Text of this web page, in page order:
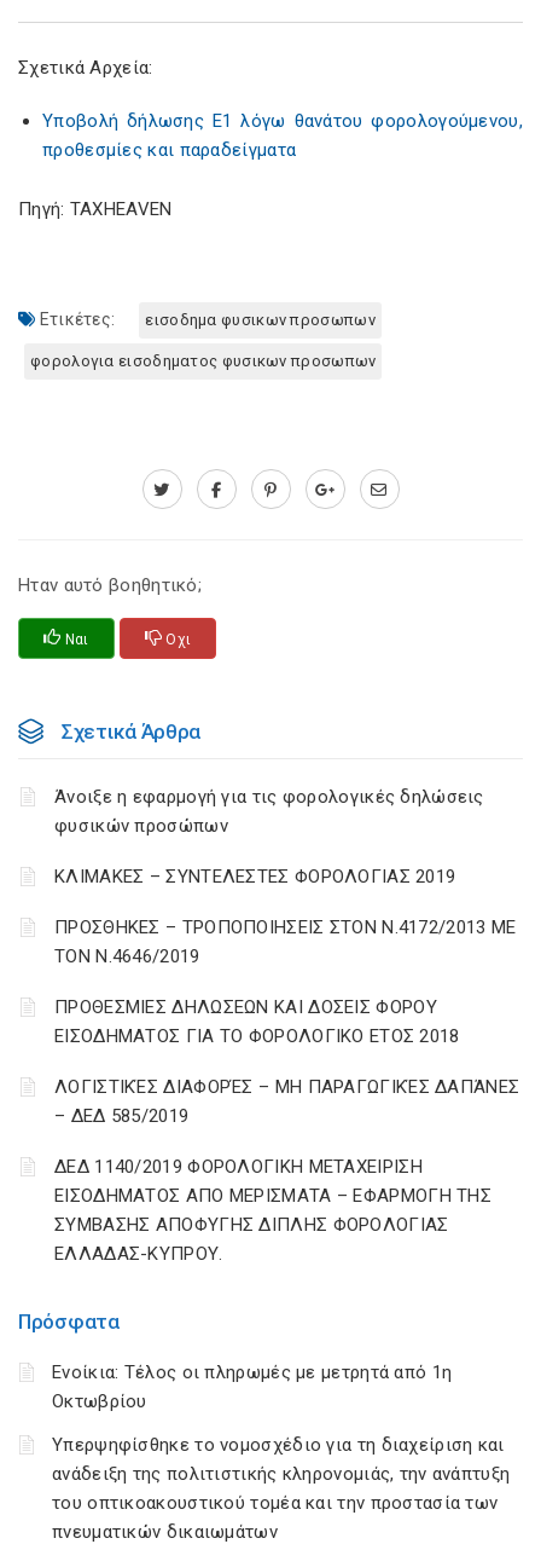
Πρόσφατα
Ενοίκια: Τέλος οι πληρωμές με μετρητά από 1η
Οκτωβρίου
Υπερψηφίσθηκε το νομοσχέδιο για τη διαχείριση και
ανάδειξη της πολιτιστικής κληρονομιάς, την ανάπτυξη
του οπτικοακουστικού τομέα και την προστασία των
πνευματικών δικαιωμάτων
Σχετικά Αρχεία:
Υποβολή δήλωσης Ε1 λόγω θανάτου φορολογούμενου,
προθεσμίες και παραδείγματα
Πηγή: TAXHEAVEN
Ετικέτες: εισοδημα φυσικων προσωπων
φορολογια εισοδηματος φυσικων προσωπων
Ηταν αυτό βοηθητικό;
Ναι Οχι
Σχετικά Άρθρα
Άνοιξε η εφαρμογή για τις φορολογικές δηλώσεις
φυσικών προσώπων
ΚΛΙΜΑΚΕΣ – ΣΥΝΤΕΛΕΣΤΕΣ ΦΟΡΟΛΟΓΙΑΣ 2019
ΠΡΟΣΘΗΚΕΣ – ΤΡΟΠΟΠΟΙΗΣΕΙΣ ΣΤΟΝ Ν.4172/2013 ΜΕ
ΤΟΝ Ν.4646/2019
ΠΡΟΘΕΣΜΙΕΣ ΔΗΛΩΣΕΩΝ ΚΑΙ ΔΟΣΕΙΣ ΦΟΡΟΥ
ΕΙΣΟΔΗΜΑΤΟΣ ΓΙΑ ΤΟ ΦΟΡΟΛΟΓΙΚΟ ΕΤΟΣ 2018
ΛΟΓΙΣΤΙΚΈΣ ΔΙΑΦΟΡΈΣ – ΜΗ ΠΑΡΑΓΩΓΙΚΈΣ ΔΑΠΆΝΕΣ
– ΔΕΔ 585/2019
ΔΕΔ 1140/2019 ΦΟΡΟΛΟΓΙΚΗ ΜΕΤΑΧΕΙΡΙΣΗ
ΕΙΣΟΔΗΜΑΤΟΣ ΑΠΟ ΜΕΡΙΣΜΑΤΑ – ΕΦΑΡΜΟΓΗ ΤΗΣ
ΣΥΜΒΑΣΗΣ ΑΠΟΦΥΓΗΣ ΔΙΠΛΗΣ ΦΟΡΟΛΟΓΙΑΣ
ΕΛΛΑΔΑΣ-ΚΥΠΡΟΥ.